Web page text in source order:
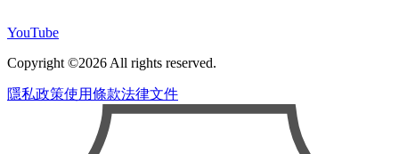
YouTube
Copyright ©2026 All rights reserved.
隱私政策使用條款法律文件